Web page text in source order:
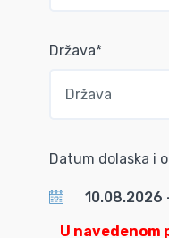
Država*
Datum dolaska i
U navedenom